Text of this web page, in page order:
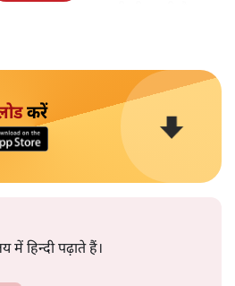
से ऐसी खबर आती ही रहती है।
करें
में हिन्दी पढ़ाते हैं।